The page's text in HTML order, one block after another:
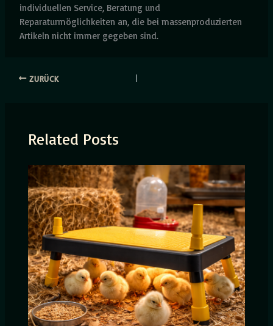
individuellen Service, Beratung und
Reparaturmöglichkeiten an, die bei massenproduzierten
Artikeln nicht immer gegeben sind.
ZURÜCK
Related Posts